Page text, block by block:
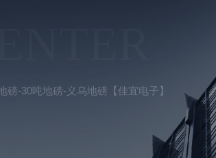
磅-30吨地磅-义乌地磅【佳宜电子】